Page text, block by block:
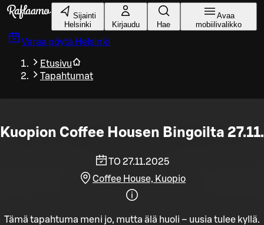
Siirry pääsisältöön
Sijainti
Helsinki
Kirjaudu Hae
Avaa
mobiilivalikko
Varaa pöytä Helsinki
Etusivu
Tapahtumat
Kuopion Coffee Housen Bingoilta 27.11.
TO 27.11.2025
Coffee House, Kuopio
Tämä tapahtuma meni jo, mutta älä huoli – uusia tulee kyllä.